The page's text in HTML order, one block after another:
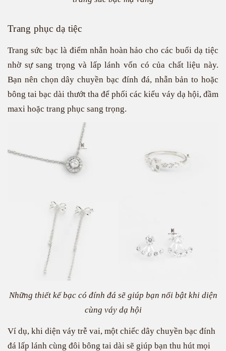
Trang phục dạ tiệc
Trang sức bạc là điểm nhẫn hoàn hảo cho các buổi dạ tiệc
nhờ sự sang trọng và lấp lánh vốn có của chất liệu này.
Bạn nên chọn dây chuyền bạc đính đá, nhẫn bản to hoặc
bông tai bạc dài thướt tha để phối các kiểu váy dạ hội, đầm
maxi hoặc trang phục sang trọng.
Những thiết kế bạc có đính đá sẽ giúp bạn nổi bật khi diện
cùng váy dạ hội
Ví dụ, khi diện váy trễ vai, một chiếc dây chuyền bạc đính
đá lấp lánh cùng đôi bông tai dài sẽ giúp bạn thu hút mọi